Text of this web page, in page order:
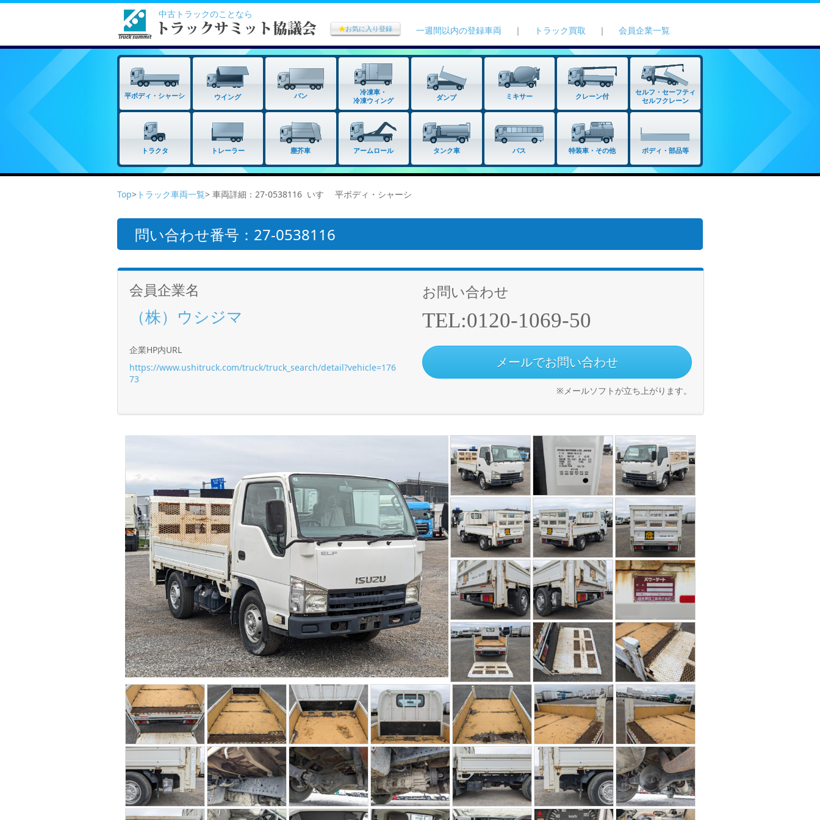
中古トラックのことなら
★お気に入り登録 一週間以内の登録車両 ｜ トラック買取 ｜ 会員企業一覧
平ボディ・シャーシ ウイング バン
冷凍車・
冷凍ウィング
ダンプ ミキサー クレーン付
セルフ・セーフティ
セルフクレーン
トラクタ トレーラー 塵芥車 アームロール タンク車 バス 特装車・その他 ボディ・部品等
Top> トラック車両一覧> 車両詳細：27-0538116 いすゞ 平ボディ・シャーシ
問い合わせ番号：27-0538116
会員企業名
（株）ウシジマ
企業HP内URL
https://www.ushitruck.com/truck/truck_search/detail?vehicle=176
73
お問い合わせ
TEL:0120-1069-50
メールでお問い合わせ
※メールソフトが立ち上がります。